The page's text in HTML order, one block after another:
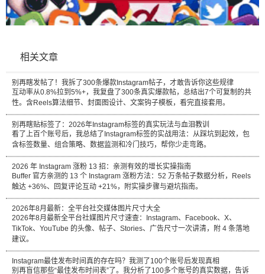
相关文章
别再瞎发帖了！我拆了300条爆款Instagram帖子，才敢告诉你这些规律
互动率从0.8%拉到5%+，我复盘了300条真实爆款帖，总结出7个可复制的共
性。含Reels算法细节、封面图设计、文案钩子模板，看完直接套用。
别再瞎贴标签了：2026年Instagram标签的真实玩法与血泪教训
看了上百个账号后，我总结了Instagram标签的实战用法：从踩坑到起效，包
含标签数量、组合策略、数据监测和冷门技巧，帮你少走弯路。
2026 年 Instagram 涨粉 13 招：亲测有效的增长实操指南
Buffer 官方亲测的 13 个 Instagram 涨粉方法：52 万条帖子数据分析，Reels
触达 +36%、回复评论互动 +21%，附实操步骤与避坑指南。
2026年8月最新：全平台社交媒体图片尺寸大全
2026年8月最新全平台社媒图片尺寸速查：Instagram、Facebook、X、
TikTok、YouTube 的头像、帖子、Stories、广告尺寸一次讲清，附 4 条落地
建议。
Instagram最佳发布时间真的存在吗？我测了100个账号后发现真相
别再盲信那些“最佳发布时间表”了。我分析了100多个账号的真实数据，告诉